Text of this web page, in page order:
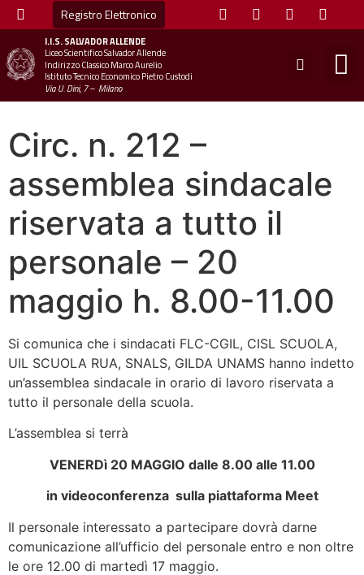
Registro Elettronico
I.I.S.SALVADOR ALLENDE
Liceo Scientifico Salvador Allende
Indirizzo Classico Marco Aurelio
Istituto Tecnico Economico Pietro Custodi
Via U. Dini, 7 – Milano
Circ. n. 212 –
assemblea sindacale
riservata a tutto il
personale – 20
maggio h. 8.00-11.00
Si comunica che i sindacati FLC-CGIL, CISL SCUOLA,
UIL SCUOLA RUA, SNALS, GILDA UNAMS hanno indetto
un’assemblea sindacale in orario di lavoro riservata a
tutto il personale della scuola.
L’assemblea si terrà
VENERDì 20 MAGGIO dalle 8.00 alle 11.00
in videoconferenza sulla piattaforma Meet
Il personale interessato a partecipare dovrà darne
comunicazione all’ufficio del personale entro e non oltre
le ore 12.00 di martedì 17 maggio.